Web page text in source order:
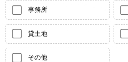
事務所
貸土地
その他